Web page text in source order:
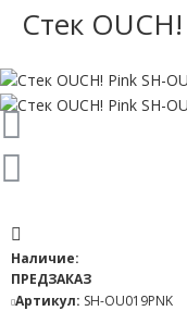
Стек
Наличие:
ПРЕДЗАКАЗ
Артикул: SH-OU019PNK